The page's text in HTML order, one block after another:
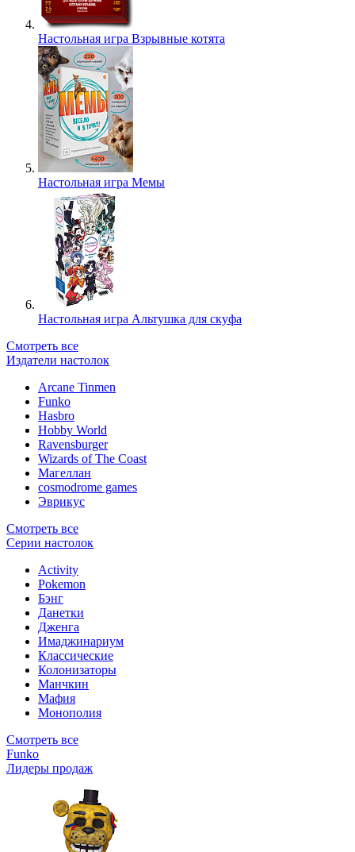
Настольная игра Взрывные котята
Настольная игра Мемы
Настольная игра Альтушка для скуфа
Смотреть все
Издатели настолок
Arcane Tinmen
Funko
Hasbro
Hobby World
Ravensburger
Wizards of The Coast
Магеллан
сosmodrome games
Эврикус
Смотреть все
Серии настолок
Activity
Pokemon
Бэнг
Данетки
Дженга
Имаджинариум
Классические
Колонизаторы
Манчкин
Мафия
Монополия
Смотреть все
Funko
Лидеры продаж